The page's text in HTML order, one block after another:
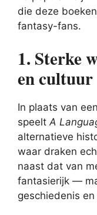
die deze boeken
fantasy-fans.
1. Sterke
en cultuur
In plaats van
speeltA
alternatieve
waar draken
naast dat van
fantasierijk —
geschiedenis en